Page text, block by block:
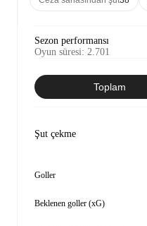
Sezon performansı
Oyun süresi: 2.701
Toplam
Şut çekme
Goller
Beklenen goller (xG)